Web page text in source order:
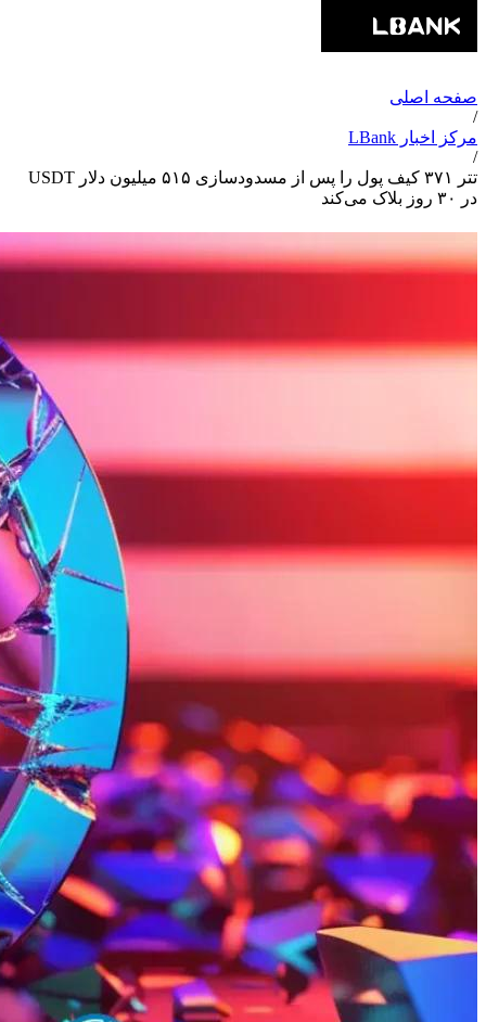
صفحه اصلی
/
مرکز اخبار LBank
/
تتر ۳۷۱ کیف پول را پس از مسدودسازی ۵۱۵ میلیون دلار USDT
در ۳۰ روز بلاک‌ می‌کند